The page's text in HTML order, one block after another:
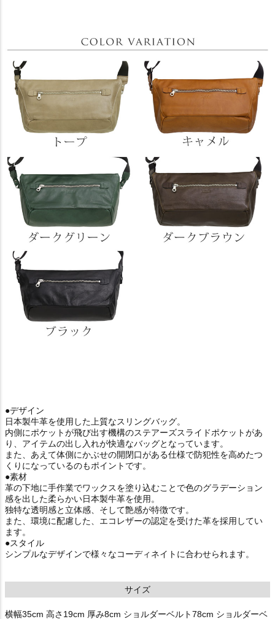
●デザイン
日本製牛革を使用した上質なスリングバッグ。
内側にポケットが飛び出す機構のステアーズスライドポケットがあ
り、アイテムの出し入れが快適なバッグとなっています。
また、あえて体側にかぶせの開閉口がある仕様で防犯性を高めたつ
くりになっているのもポイントです。
●素材
革の下地に手作業でワックスを塗り込むことで色のグラデーション
感を出した柔らかい日本製牛革を使用。
独特な透明感と立体感、そして艶感が特徴です。
また、環境に配慮した、エコレザーの認定を受けた革を採用してい
ます。
●スタイル
シンプルなデザインで様々なコーディネイトに合わせられます。
サイズ
横幅35cm 高さ19cm 厚み8cm ショルダーベルト78cm ショルダーベ